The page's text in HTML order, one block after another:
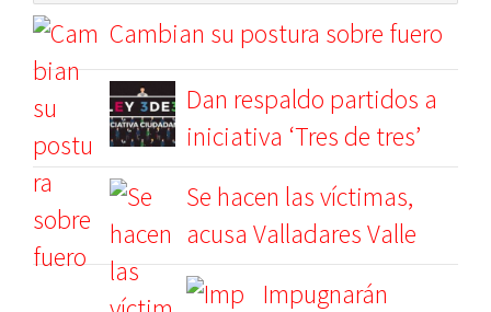
Cambian su postura sobre fuero
Dan respaldo partidos a
iniciativa ‘Tres de tres’
Se hacen las víctimas,
acusa Valladares Valle
Impugnarán